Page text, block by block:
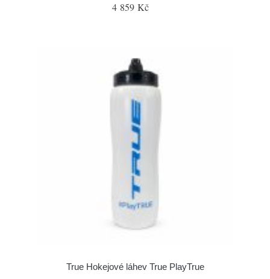
4 859 Kč
True Hokejové láhev True PlayTrue